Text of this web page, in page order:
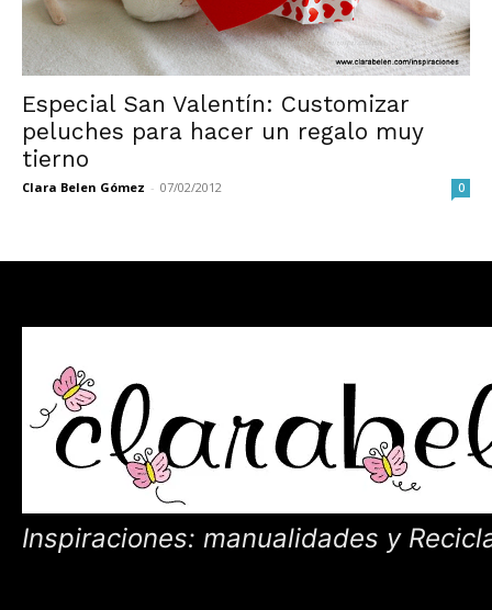
Especial San Valentín: Customizar
peluches para hacer un regalo muy
tierno
Clara Belen Gómez - 07/02/2012 0
Inspiraciones: manualidades y